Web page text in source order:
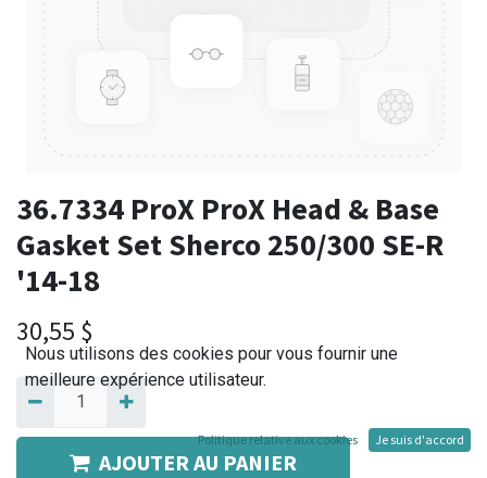
36.7334 ProX ProX Head & Base
Gasket Set Sherco 250/300 SE-R
'14-18
30,55 $
AJOUTER AU PANIER
Nous utilisons des cookies pour vous fournir une
meilleure expérience utilisateur.
Politique relative aux cookies Je suis d'accord